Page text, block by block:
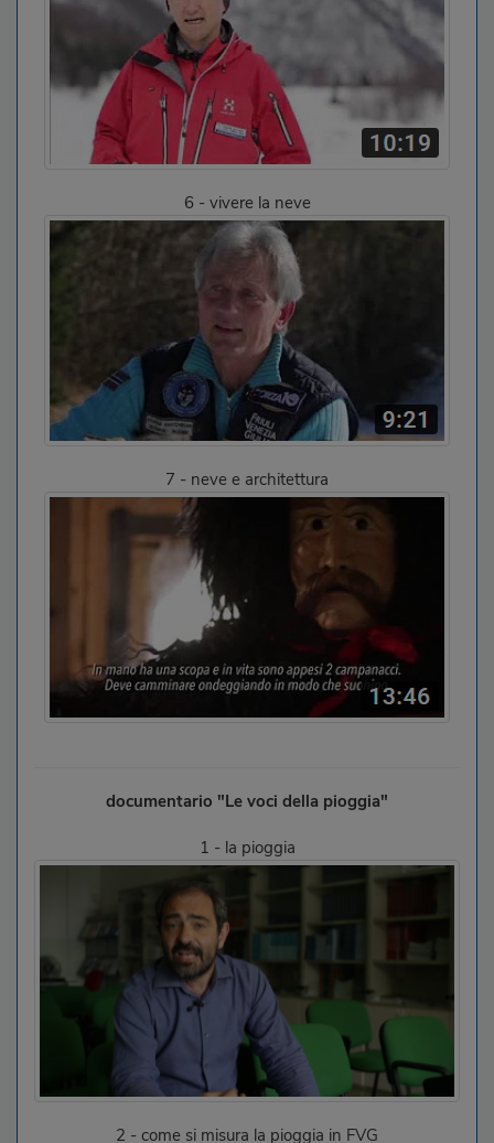
6 - vivere la neve
7 - neve e architettura
documentario "Le voci della pioggia"
1 - la pioggia
2 - come si misura la pioggia in FVG